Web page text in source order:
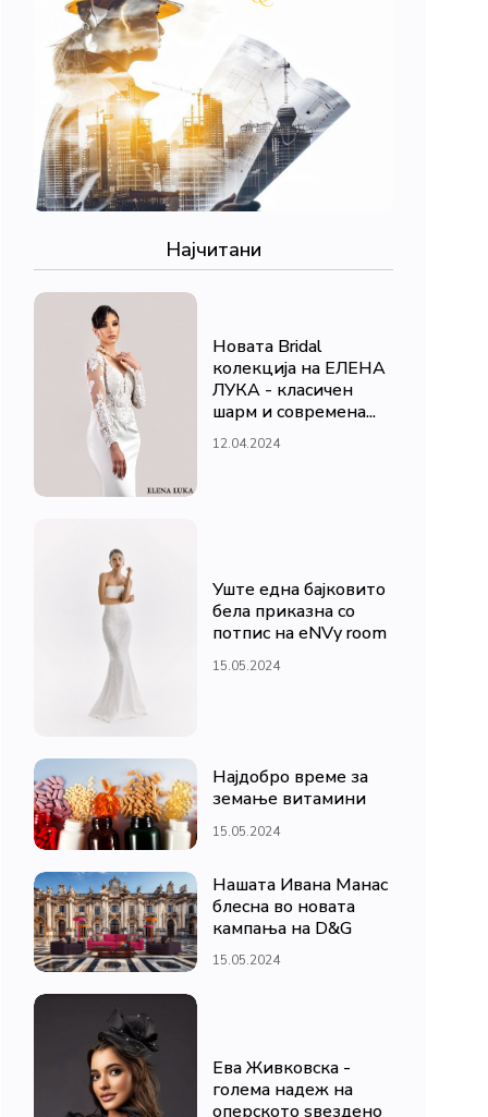
Најчитани
Новата Bridal
колекција на ЕЛЕНА
ЛУКА - класичен
шарм и современа...
12.04.2024
Уште една бајковито
бела приказна со
потпис на eNVy room
15.05.2024
Најдобро време за
земање витамини
15.05.2024
Нашата Ивана Манас
блесна во новата
кампања на D&G
15.05.2024
Ева Живковска -
голема надеж на
оперското ѕвездено